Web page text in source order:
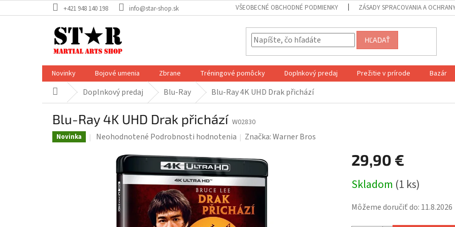
na
+421 948 140 198 info@star-shop.sk VŠEOBECNÉ OBCHODNÉ PODMIENKY ZÁSADY SPRACOVANIA A
HĽADAŤ
Novinky Bojové umenia Zbrane Tréningové pomôcky Doplnkový predaj Prežitie v prírode Bazár
DomovDoplnkový predaj Blu-Ray Blu-Ray 4K UHD Drak přichází
Blu-Ray 4K UHD Drak přichází W02830
Novinka
Priemerné
produktu
hviezdičiek.
Neohodnotené Podrobnosti hodnotenia Značka:Warner Bros
29,90 €
cena:
Skladom (1 ks)
Môžeme doručiť do: 11.8.2026